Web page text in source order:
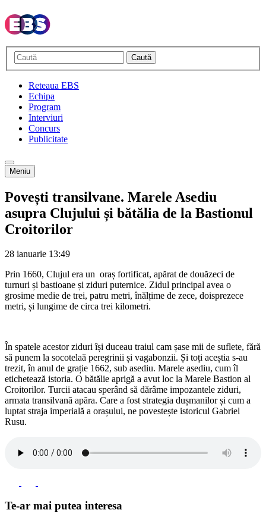
Caută
Reteaua EBS
Echipa
Program
Interviuri
Concurs
Publicitate
Meniu
Povești transilvane. Marele Asediu
asupra Clujului și bătălia de la Bastionul
Croitorilor
28 ianuarie 13:49
Prin 1660, Clujul era un oraș fortificat, apărat de douăzeci de
turnuri și bastioane și ziduri puternice. Zidul principal avea o
grosime medie de trei, patru metri, înălțime de zece, doisprezece
metri, și lungime de circa trei kilometri.
În spatele acestor ziduri își duceau traiul cam șase mii de suflete, fără
să punem la socotelaă peregrinii și vagabonzii. Și toți aceștia s-au
trezit, în anul de grație 1662, sub asediu. Marele asediu, cum îl
etichetează istoria. O bătălie aprigă a avut loc la Marele Bastion al
Croitorilor. Turcii atacau sperând să dărâme impozantele ziduri,
armata transilvană apăra. Care a fost strategia dușmanilor și cum a
luptat straja imperială a orașului, ne povestește istoricul Gabriel
Rusu.
Te-ar mai putea interesa